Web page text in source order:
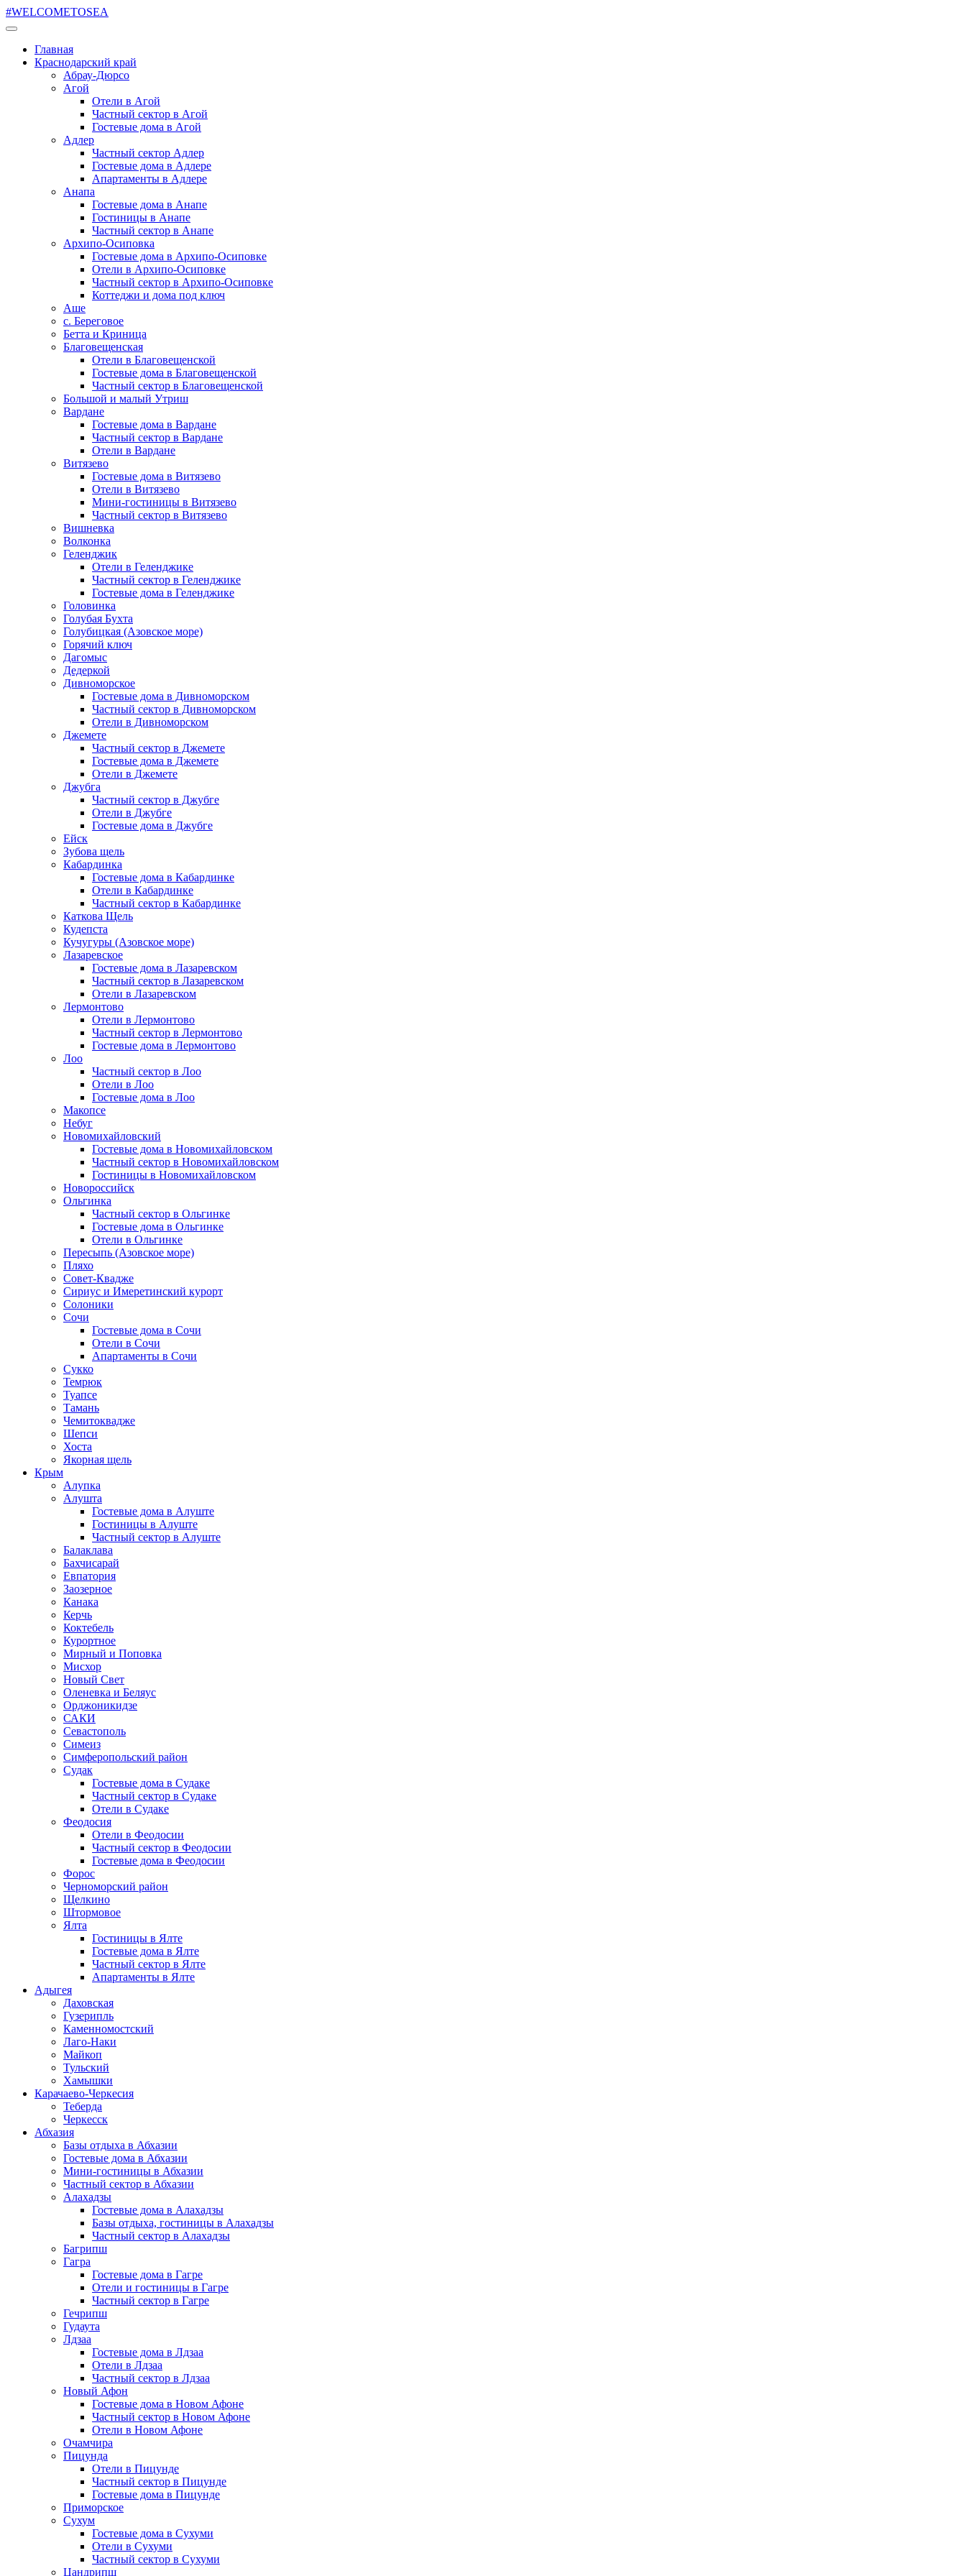
#WELCOMETOSEA
Главная
Краснодарский край
Абрау-Дюрсо
Агой
Отели в Агой
Частный сектор в Агой
Гостевые дома в Агой
Адлер
Частный сектор Адлер
Гостевые дома в Адлере
Апартаменты в Адлере
Анапа
Гостевые дома в Анапе
Гостиницы в Анапе
Частный сектор в Анапе
Архипо-Осиповка
Гостевые дома в Архипо-Осиповке
Отели в Архипо-Осиповке
Частный сектор в Архипо-Осиповке
Коттеджи и дома под ключ
Аше
с. Береговое
Бетта и Криница
Благовещенская
Отели в Благовещенской
Гостевые дома в Благовещенской
Частный сектор в Благовещенской
Большой и малый Утриш
Вардане
Гостевые дома в Вардане
Частный сектор в Вардане
Отели в Вардане
Витязево
Гостевые дома в Витязево
Отели в Витязево
Мини-гостиницы в Витязево
Частный сектор в Витязево
Вишневка
Волконка
Геленджик
Отели в Геленджике
Частный сектор в Геленджике
Гостевые дома в Геленджике
Головинка
Голубая Бухта
Голубицкая (Азовское море)
Горячий ключ
Дагомыс
Дедеркой
Дивноморское
Гостевые дома в Дивноморском
Частный сектор в Дивноморском
Отели в Дивноморском
Джемете
Частный сектор в Джемете
Гостевые дома в Джемете
Отели в Джемете
Джубга
Частный сектор в Джубге
Отели в Джубге
Гостевые дома в Джубге
Ейск
Зубова щель
Кабардинка
Гостевые дома в Кабардинке
Отели в Кабардинке
Частный сектор в Кабардинке
Каткова Щель
Кудепста
Кучугуры (Азовское море)
Лазаревское
Гостевые дома в Лазаревском
Частный сектор в Лазаревском
Отели в Лазаревском
Лермонтово
Отели в Лермонтово
Частный сектор в Лермонтово
Гостевые дома в Лермонтово
Лоо
Частный сектор в Лоо
Отели в Лоо
Гостевые дома в Лоо
Макопсе
Небуг
Новомихайловский
Гостевые дома в Новомихайловском
Частный сектор в Новомихайловском
Гостиницы в Новомихайловском
Новороссийск
Ольгинка
Частный сектор в Ольгинке
Гостевые дома в Ольгинке
Отели в Ольгинке
Пересыпь (Азовское море)
Пляхо
Совет-Квадже
Сириус и Имеретинский курорт
Солоники
Сочи
Гостевые дома в Сочи
Отели в Сочи
Апартаменты в Сочи
Сукко
Темрюк
Туапсе
Тамань
Чемитоквадже
Шепси
Хоста
Якорная щель
Крым
Алупка
Алушта
Гостевые дома в Алуште
Гостиницы в Алуште
Частный сектор в Алуште
Балаклава
Бахчисарай
Евпатория
Заозерное
Канака
Керчь
Коктебель
Курортное
Мирный и Поповка
Мисхор
Новый Свет
Оленевка и Беляус
Орджоникидзе
САКИ
Севастополь
Симеиз
Симферопольский район
Судак
Гостевые дома в Судаке
Частный сектор в Судаке
Отели в Судаке
Феодосия
Отели в Феодосии
Частный сектор в Феодосии
Гостевые дома в Феодосии
Форос
Черноморский район
Щелкино
Штормовое
Ялта
Гостиницы в Ялте
Гостевые дома в Ялте
Частный сектор в Ялте
Апартаменты в Ялте
Адыгея
Даховская
Гузерипль
Каменномостский
Лаго-Наки
Майкоп
Тульский
Хамышки
Карачаево-Черкесия
Теберда
Черкесск
Абхазия
Базы отдыха в Абхазии
Гостевые дома в Абхазии
Мини-гостиницы в Абхазии
Частный сектор в Абхазии
Алахадзы
Гостевые дома в Алахадзы
Базы отдыха, гостиницы в Алахадзы
Частный сектор в Алахадзы
Багрипш
Гагра
Гостевые дома в Гагре
Отели и гостиницы в Гагре
Частный сектор в Гагре
Гечрипш
Гудаута
Лдзаа
Гостевые дома в Лдзаа
Отели в Лдзаа
Частный сектор в Лдзаа
Новый Афон
Гостевые дома в Новом Афоне
Частный сектор в Новом Афоне
Отели в Новом Афоне
Очамчира
Пицунда
Отели в Пицунде
Частный сектор в Пицунде
Гостевые дома в Пицунде
Приморское
Сухум
Гостевые дома в Сухуми
Отели в Сухуми
Частный сектор в Сухуми
Цандрипш